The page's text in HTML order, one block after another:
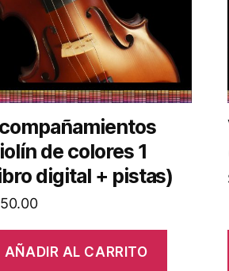
de colores 1
digital + pistas)
AÑADIR AL CARRITO